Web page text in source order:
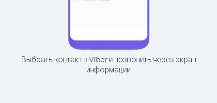
Выбрать контакт в Viber и позвонить через экран
информации